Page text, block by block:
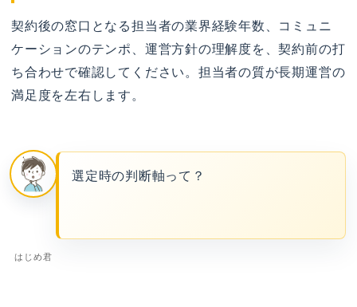
契約後の窓口となる担当者の業界経験年数、コミュニ
ケーションのテンポ、運営方針の理解度を、契約前の打
ち合わせで確認してください。担当者の質が長期運営の
満足度を左右します。
はじめ君
選定時の判断軸って？